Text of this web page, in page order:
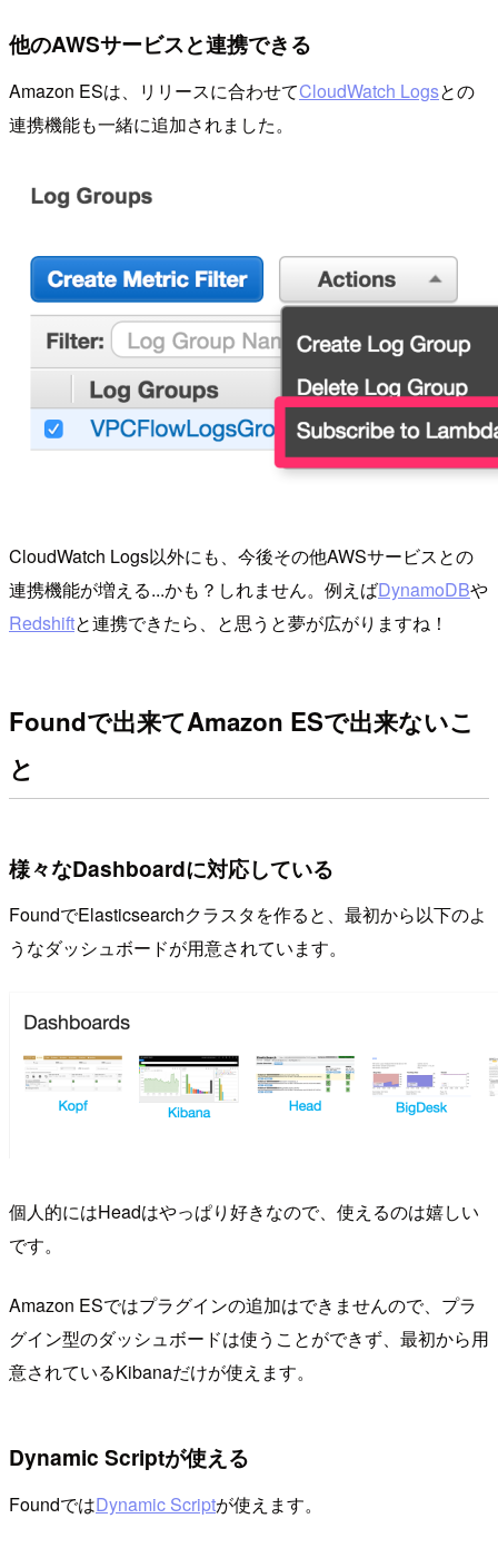
他のAWSサービスと連携できる
Amazon ESは、リリースに合わせてCloudWatch Logsとの
連携機能も一緒に追加されました。
CloudWatch Logs以外にも、今後その他AWSサービスとの
連携機能が増える...かも？しれません。例えばDynamoDBや
Redshiftと連携できたら、と思うと夢が広がりますね！
Foundで出来てAmazon ESで出来ないこ
と
様々なDashboardに対応している
FoundでElasticsearchクラスタを作ると、最初から以下のよ
うなダッシュボードが用意されています。
個人的にはHeadはやっぱり好きなので、使えるのは嬉しい
です。
Amazon ESではプラグインの追加はできませんので、プラ
グイン型のダッシュボードは使うことができず、最初から用
意されているKibanaだけが使えます。
Dynamic Scriptが使える
FoundではDynamic Scriptが使えます。